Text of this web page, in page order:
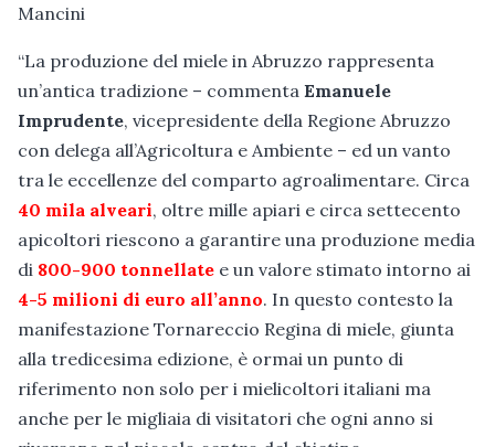
Mancini
“La produzione del miele in Abruzzo rappresenta
un’antica tradizione – commenta Emanuele
Imprudente, vicepresidente della Regione Abruzzo
con delega all’Agricoltura e Ambiente – ed un vanto
tra le eccellenze del comparto agroalimentare. Circa
40 mila alveari, oltre mille apiari e circa settecento
apicoltori riescono a garantire una produzione media
di 800-900 tonnellate e un valore stimato intorno ai
4-5 milioni di euro all’anno. In questo contesto la
manifestazione Tornareccio Regina di miele, giunta
alla tredicesima edizione, è ormai un punto di
riferimento non solo per i mielicoltori italiani ma
anche per le migliaia di visitatori che ogni anno si